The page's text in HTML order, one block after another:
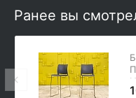
Ранее вы